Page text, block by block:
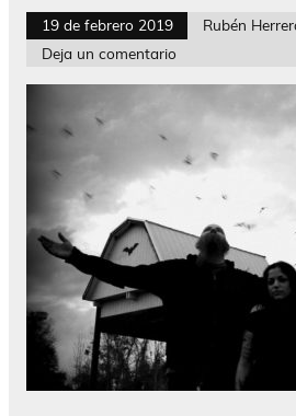
19 de febrero 2019
Rubén
Deja un comentario